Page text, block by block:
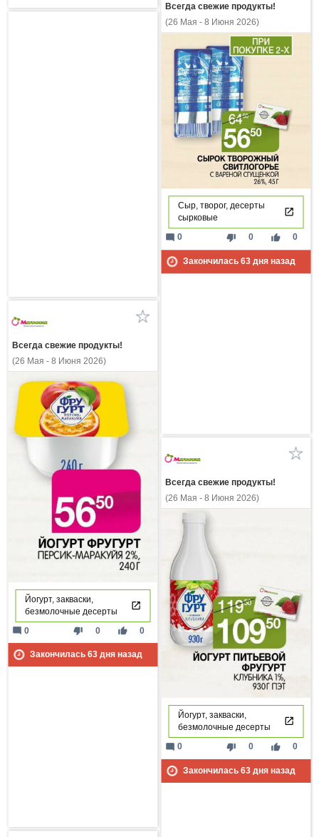
Всегда свежие продукты!
(26 Мая - 8 Июня 2026)
Сыр, творог, десерты
сырковые
thumb_down 0 thumb_up 0
mode_comment 0
Закончилась 63дня назад
Всегда свежие продукты!
(26 Мая - 8 Июня 2026)
Йогурт, закваски,
безмолочные десерты
thumb_down 0 thumb_up 0
mode_comment 0
Закончилась 63дня назад
Всегда свежие продукты!
(26 Мая - 8 Июня 2026)
Йогурт, закваски,
безмолочные десерты
thumb_down 0 thumb_up 0
mode_comment 0
Закончилась 63дня назад